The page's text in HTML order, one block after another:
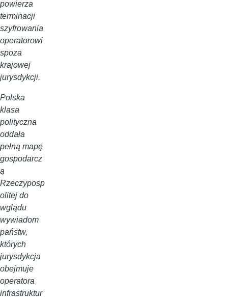
powierza
terminacji
szyfrowania
operatorowi
spoza
krajowej
jurysdykcji.
Polska
klasa
polityczna
oddała
pełną mapę
gospodarcz
ą
Rzeczyposp
olitej do
wglądu
wywiadom
państw,
których
jurysdykcja
obejmuje
operatora
infrastruktur